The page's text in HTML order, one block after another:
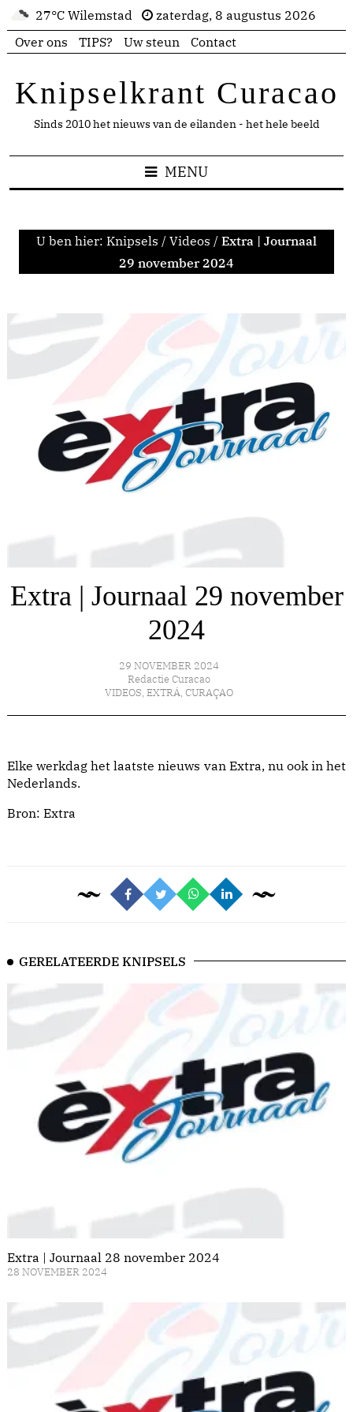
27°C Wilemstad
zaterdag, 8 augustus 2026
Over ons
TIPS? Uw steun Contact
Knipselkrant Curacao
Sinds 2010 het nieuws van de eilanden - het hele beeld
MENU
U ben hier: Knipsels / Videos / Extra | Journaal
29 november 2024
Extra | Journaal 29 november
2024
29 NOVEMBER 2024
Redactie Curacao
VIDEOS, EXTRÁ, CURAÇAO
Elke werkdag het laatste nieuws van Extra, nu ook in het
Nederlands.
Bron: Extra
GERELATEERDE KNIPSELS
Extra | Journaal 28 november 2024
28 NOVEMBER 2024